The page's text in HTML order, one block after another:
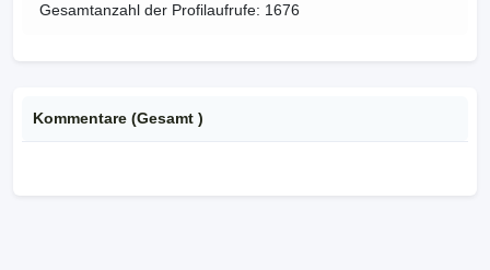
Gesamtanzahl der Profilaufrufe: 1676
Kommentare (Gesamt )